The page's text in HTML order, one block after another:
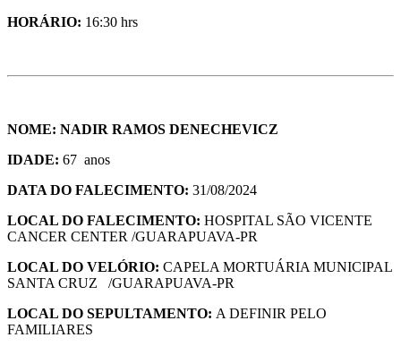
HORÁRIO: 16:30 hrs
NOME: NADIR RAMOS DENECHEVICZ
IDADE: 67 anos
DATA DO FALECIMENTO: 31/08/2024
LOCAL DO FALECIMENTO: HOSPITAL SÃO VICENTE
CANCER CENTER /GUARAPUAVA-PR
LOCAL DO VELÓRIO: CAPELA MORTUÁRIA MUNICIPAL
SANTA CRUZ /GUARAPUAVA-PR
LOCAL DO SEPULTAMENTO: A DEFINIR PELO
FAMILIARES